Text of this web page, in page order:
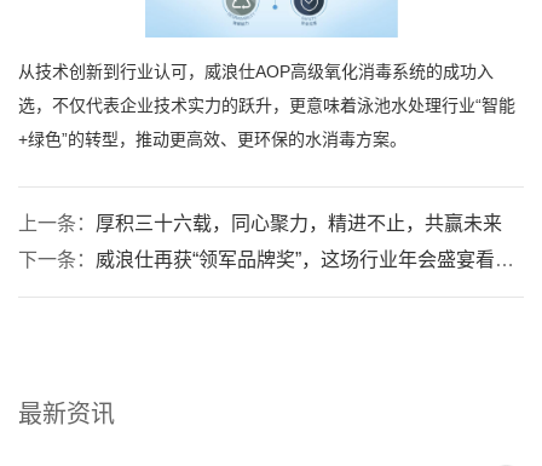
从技术创新到行业认可，威浪仕AOP高级氧化消毒系统的成功入
选，不仅代表企业技术实力的跃升，更意味着泳池水处理行业“智能
+绿色”的转型，推动更高效、更环保的水消毒方案。
上一条： 厚积三十六载，同心聚力，精进不止，共赢未来
下一条： 威浪仕再获“领军品牌奖”，这场行业年会盛宴看点
十足！
最新资讯